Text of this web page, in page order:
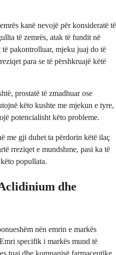
kanë nevojë për konsideratë të
të zemrës, atak të fundit në
të pakontrolluar, mjeku juaj do të
para se të përshkruajë këtë
prostatë të zmadhuar ose
këto kushte me mjekun e tyre,
potencialisht këto probleme.
me gji duhet ta përdorin këtë ilaç
rreziqet e mundshme, pasi ka të
popullata.
dhe
nën emrin e markës
specifik i markës mund të
tuaj dhe kompanisë farmaceutike